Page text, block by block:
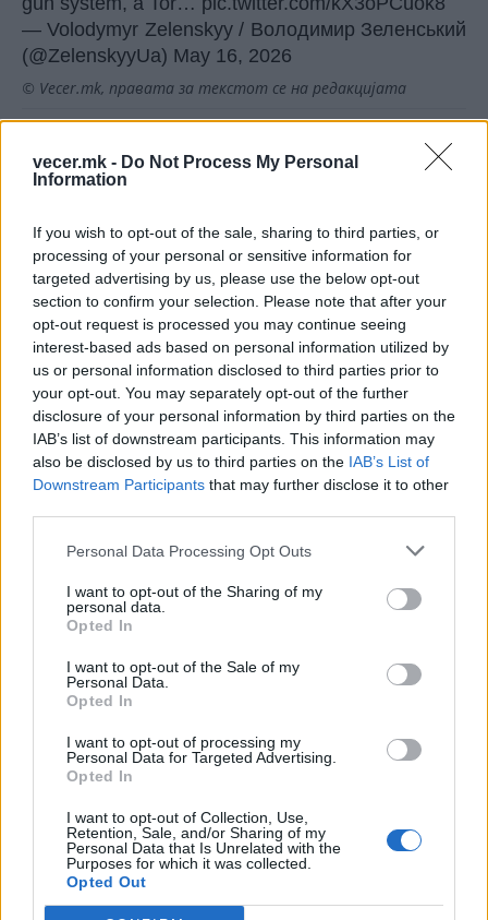
vecer.mk - Do Not Process My Personal
Information
If you wish to opt-out of the sale, sharing to third parties, or
processing of your personal or sensitive information for
targeted advertising by us, please use the below opt-out
section to confirm your selection. Please note that after your
opt-out request is processed you may continue seeing
interest-based ads based on personal information utilized by
us or personal information disclosed to third parties prior to
your opt-out. You may separately opt-out of the further
disclosure of your personal information by third parties on the
IAB’s list of downstream participants. This information may
also be disclosed by us to third parties on the IAB’s List of
Downstream Participants that may further disclose it to other
Personal Data Processing Opt Outs
I want to opt-out of the Sharing of my
personal data.
Opted In
I want to opt-out of the Sale of my
Personal Data.
Opted In
I want to opt-out of processing my
Personal Data for Targeted Advertising.
Opted In
I want to opt-out of Collection, Use,
Retention, Sale, and/or Sharing of my
Personal Data that Is Unrelated with the
Purposes for which it was collected.
Opted Out
— Volodymyr Zelenskyy / Володимир Зеленський
(@ZelenskyyUa) May 16, 2026
© Vecer.mk, правата за текстот се на редакцијата
СУШАТА ЈА ТРЕСЕ ЕНЕРГЕТСКАТА
БЕРЗА - Цената на струјата скокна
Нагасаки одбележа 81 година од
атомското бомбардирање
НАЈЧИТАНИ ВО ПОСЛЕДНИ 7 ДЕНА
СЕ СПРЕМА МЕТЕОРОЛОШКИ
ХАОС ЗА ЗИМАТА 2026/2027
УЛЦИЊ Е АЛБАНСКИ, ЌЕ ГО
ОСЛОБОДИМЕ- Скандалозна
објава на вицепремиерот на
кренаа дронови да снимаат
ЗАТВОРЕНИ ПЛАЖИ И УЛИЦИ
ПРЕПОЛНИ СО ОТПАД -
Фнидек во хаос по
мигрантскиот бран кон Сеута
ЕДВАЈ СЕ ОДГЛАВУВАМЕ ОД
ЦАРОСКА: Кондоми наместо